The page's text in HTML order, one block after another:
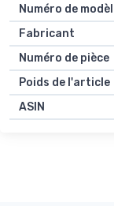
Numéro de
Fabricant
Numéro de pièce
Poids de l'article
ASIN